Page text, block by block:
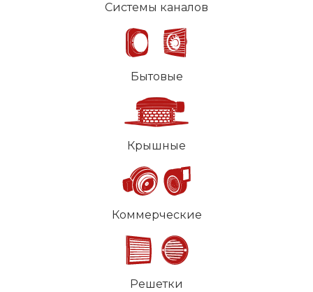
Системы каналов
Бытовые
Крышные
Коммерческие
Решетки